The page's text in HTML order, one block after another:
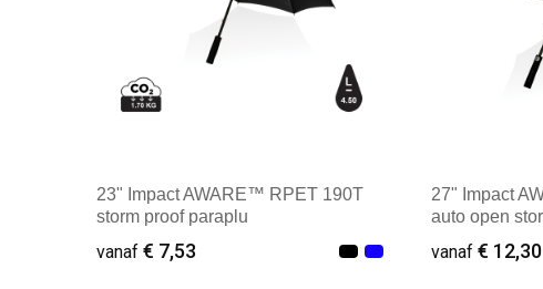
23" Impact AWARE™ RPET 190T
storm proof paraplu
vanaf € 7,53
27" Impact
auto open
vanaf€ 12,30